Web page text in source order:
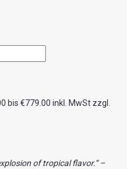
bis €779.00 inkl. MwSt zzgl.
of tropical flavor.“ –